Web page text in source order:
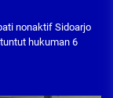
nonaktif Sidoarjo
hukuman 6